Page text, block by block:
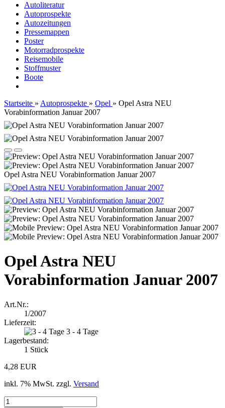
Autoliteratur
Autoprospekte
Autozeitungen
Pressemappen
Poster
Motorradprospekte
Reisemobile
Stoffmuster
Boote
Startseite » Autoprospekte » Opel » Opel Astra NEU
Vorabinformation Januar 2007
Opel Astra NEU Vorabinformation Januar 2007
Opel Astra NEU
Vorabinformation Januar 2007
Art.Nr.:
1/2007
Lieferzeit:
3 - 4 Tage
Lagerbestand:
1 Stück
4,28 EUR
inkl. 7% MwSt. zzgl. Versand